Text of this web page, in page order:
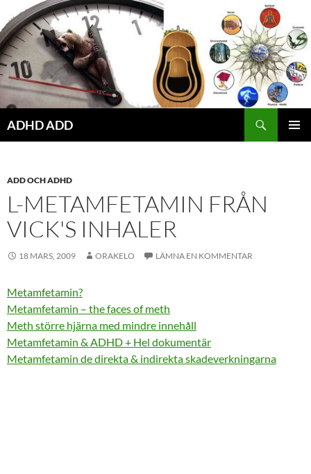
Hoppa
till
innehåll
ADHD ADD
ADD OCH ADHD
L-METAMFETAMIN FRÅN
VICK'S INHALER
18 MARS, 2009 ORAKELO LÄMNA EN KOMMENTAR
Metamfetamin?
Metamfetamin – the faces of meth
Meth större hjärna med mindre innehåll
Metamfetamin & ADHD + Hel dokumentär
Metamfetamin de direkta & indirekta skadeverkningarna